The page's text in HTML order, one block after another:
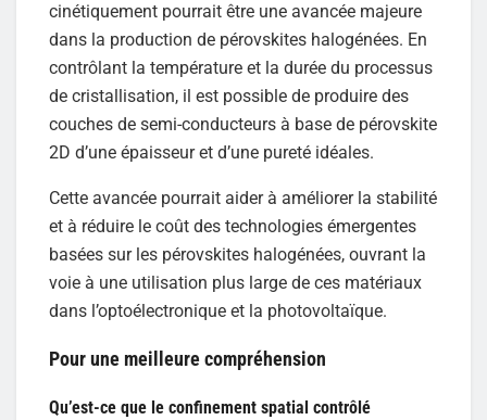
cinétiquement pourrait être une avancée majeure
dans la production de pérovskites halogénées. En
contrôlant la température et la durée du processus
de cristallisation, il est possible de produire des
couches de semi-conducteurs à base de pérovskite
2D d’une épaisseur et d’une pureté idéales.
Cette avancée pourrait aider à améliorer la stabilité
et à réduire le coût des technologies émergentes
basées sur les pérovskites halogénées, ouvrant la
voie à une utilisation plus large de ces matériaux
dans l’optoélectronique et la photovoltaïque.
Pour une meilleure compréhension
Qu’est-ce que le confinement spatial contrôlé